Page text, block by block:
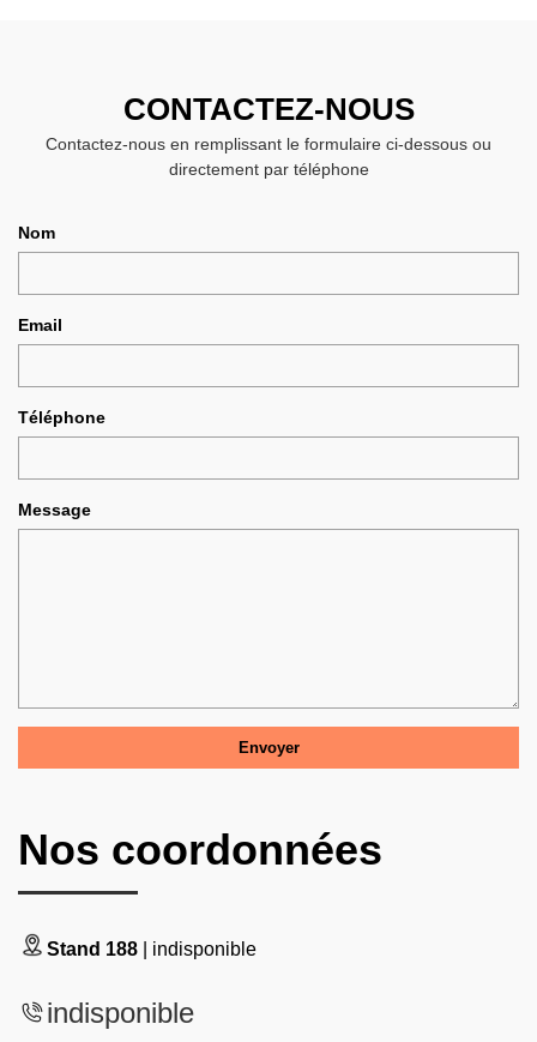
CONTACTEZ-NOUS
Contactez-nous en remplissant le formulaire ci-dessous ou
directement par téléphone
Nom
Email
Téléphone
Message
Nos coordonnées
Stand 188 | indisponible
indisponible